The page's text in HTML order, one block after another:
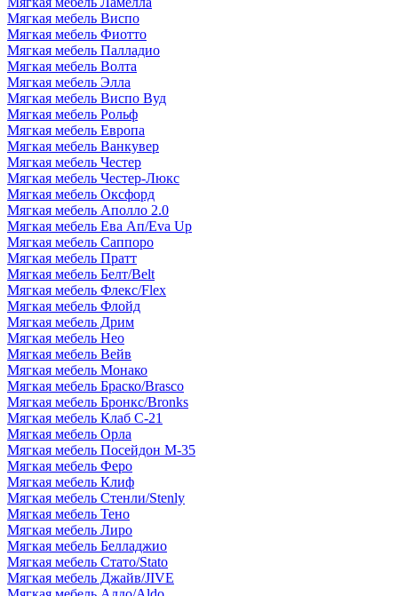
Мягкая мебель Виспо
Мягкая мебель Фиотто
Мягкая мебель Палладио
Мягкая мебель Волта
Мягкая мебель Элла
Мягкая мебель Виспо Вуд
Мягкая мебель Рольф
Мягкая мебель Европа
Мягкая мебель Ванкувер
Мягкая мебель Честер
Мягкая мебель Честер-Люкс
Мягкая мебель Оксфорд
Мягкая мебель Аполло 2.0
Мягкая мебель Ева Ап/Eva Up
Мягкая мебель Саппоро
Мягкая мебель Пратт
Мягкая мебель Белт/Belt
Мягкая мебель Флекс/Flex
Мягкая мебель Флойд
Мягкая мебель Дрим
Мягкая мебель Нео
Мягкая мебель Вейв
Мягкая мебель Монако
Мягкая мебель Браско/Brasco
Мягкая мебель Бронкс/Bronks
Мягкая мебель Клаб С-21
Мягкая мебель Орла
Мягкая мебель Посейдон М-35
Мягкая мебель Феро
Мягкая мебель Клиф
Мягкая мебель Стенли/Stenly
Мягкая мебель Тено
Мягкая мебель Лиро
Мягкая мебель Белладжио
Мягкая мебель Стато/Stato
Мягкая мебель Джайв/JIVE